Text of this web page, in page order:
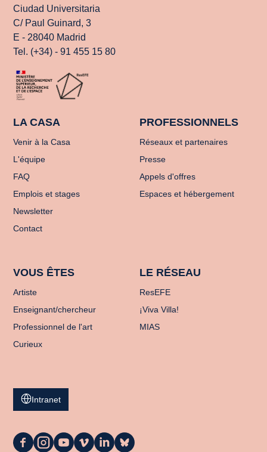
Ciudad Universitaria
C/ Paul Guinard, 3
E - 28040 Madrid
Tel. (+34) - 91 455 15 80
LA CASA
Venir à la Casa
L'équipe
FAQ
Emplois et stages
Newsletter
Contact
PROFESSIONNELS
Réseaux et partenaires
Presse
Appels d'offres
Espaces et hébergement
VOUS ÊTES
Artiste
Enseignant/chercheur
Professionnel de l'art
Curieux
LE RÉSEAU
ResEFE
¡Viva Villa!
MIAS
Intranet
La La La La La La